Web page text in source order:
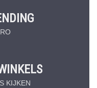
KIJKEN